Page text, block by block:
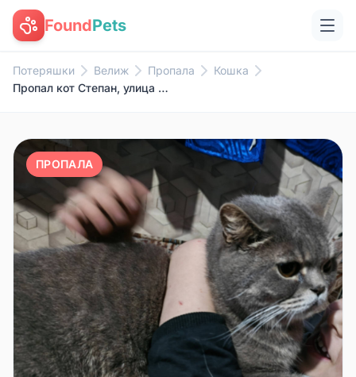
FoundPets
Потеряшки Велиж Пропала
Кошка
Пропал кот Степан, улица Коммунальная
ПРОПАЛА